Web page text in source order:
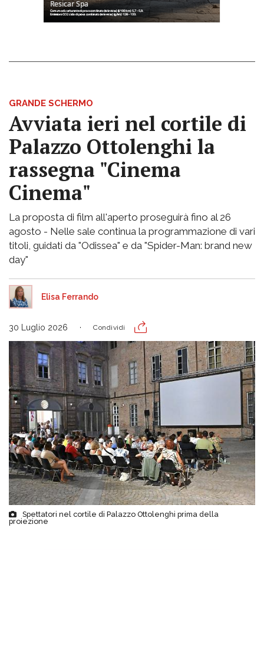
GRANDE SCHERMO
Avviata ieri nel cortile di
Palazzo Ottolenghi la
rassegna "Cinema
Cinema"
La proposta di film all'aperto proseguirà fino al 26
agosto - Nelle sale continua la programmazione di vari
titoli, guidati da "Odissea" e da "Spider-Man: brand new
day"
Elisa Ferrando
30 Luglio 2026 Condividi
Spettatori nel cortile di Palazzo Ottolenghi prima della
proiezione